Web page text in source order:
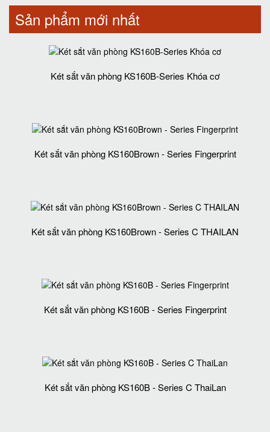
Sản phẩm mới nhất
Két sắt văn phòng KS160B-Series Khóa cơ
Két sắt văn phòng KS160Brown - Series Fingerprint
Két sắt văn phòng KS160Brown - Series C THAILAN
Két sắt văn phòng KS160B - Series Fingerprint
Két sắt văn phòng KS160B - Series C ThaiLan